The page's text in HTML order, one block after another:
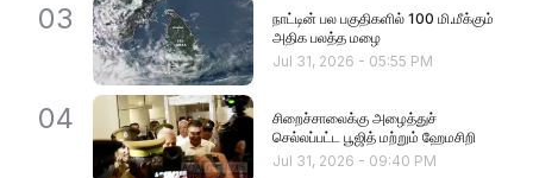
03
நாட்டின் பல பகுதிகளில் 100 மி.மீக்கும்
அதிக பலத்த மழை
Jul 31, 2026 - 05:55 PM
04
சிறைச்சாலைக்கு அழைத்துச்
செல்லப்பட்ட பூஜித் மற்றும் ஹேமசிறி
Jul 31, 2026 - 09:40 PM